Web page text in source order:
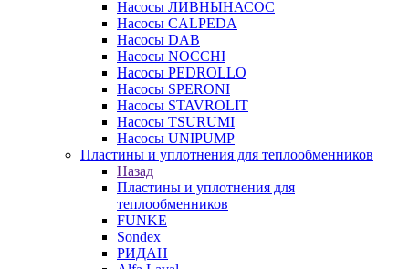
Насосы ЛИВНЫНАСОС
Насосы CALPEDA
Насосы DAB
Насосы NOCCHI
Насосы PEDROLLO
Насосы SPERONI
Насосы STAVROLIT
Насосы TSURUMI
Насосы UNIPUMP
Пластины и уплотнения для теплообменников
Назад
Пластины и уплотнения для
теплообменников
FUNKE
Sondex
РИДАН